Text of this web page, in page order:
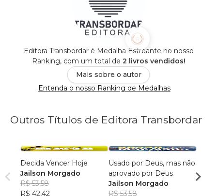
Editora Transbordar é Medalha Estreante no nosso
Ranking, com um total de 2 livros vendidos!
Mais sobre o autor
Entenda o nosso Ranking de Medalhas
Outros Títulos de Editora Transbordar
Decida Vencer Hoje
Jailson Morgado
R$ 53,58
R$ 42,42
Usado por Deus, mas não
aprovado por Deus
Jailson Morgado
R$ 53,58
a